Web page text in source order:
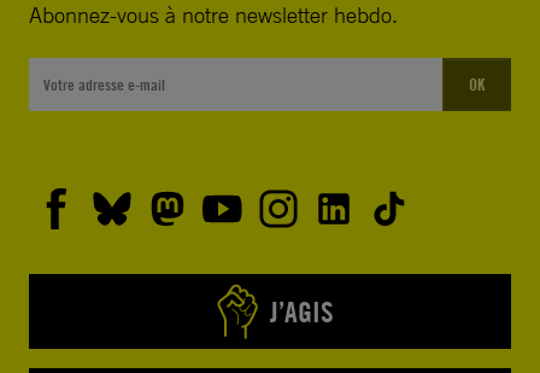
Abonnez-vous à notre newsletter hebdo.
OK
J’AGIS